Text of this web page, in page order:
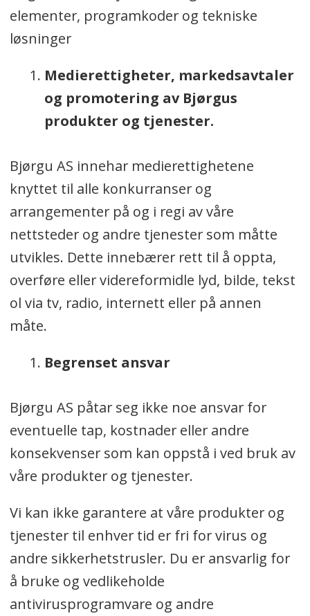
elementer, programkoder og tekniske
løsninger
Medierettigheter, markedsavtaler
og promotering av Bjørgus
produkter og tjenester.
Bjørgu AS innehar medierettighetene
knyttet til alle konkurranser og
arrangementer på og i regi av våre
nettsteder og andre tjenester som måtte
utvikles. Dette innebærer rett til å oppta,
overføre eller videreformidle lyd, bilde, tekst
ol via tv, radio, internett eller på annen
måte.
Begrenset ansvar
Bjørgu AS påtar seg ikke noe ansvar for
eventuelle tap, kostnader eller andre
konsekvenser som kan oppstå i ved bruk av
våre produkter og tjenester.
Vi kan ikke garantere at våre produkter og
tjenester til enhver tid er fri for virus og
andre sikkerhetstrusler. Du er ansvarlig for
å bruke og vedlikeholde
antivirusprogramvare og andre